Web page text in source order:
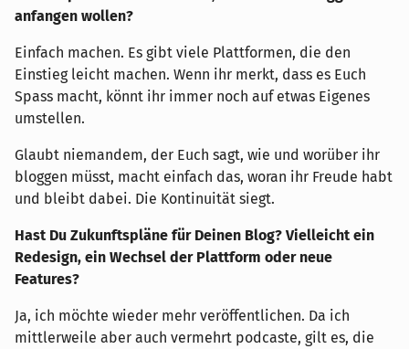
anfangen wollen?
Einfach machen. Es gibt viele Plattformen, die den
Einstieg leicht machen. Wenn ihr merkt, dass es Euch
Spass macht, könnt ihr immer noch auf etwas Eigenes
umstellen.
Glaubt niemandem, der Euch sagt, wie und worüber ihr
bloggen müsst, macht einfach das, woran ihr Freude habt
und bleibt dabei. Die Kontinuität siegt.
Hast Du Zukunftspläne für Deinen Blog? Vielleicht ein
Redesign, ein Wechsel der Plattform oder neue
Features?
Ja, ich möchte wieder mehr veröffentlichen. Da ich
mittlerweile aber auch vermehrt podcaste, gilt es, die